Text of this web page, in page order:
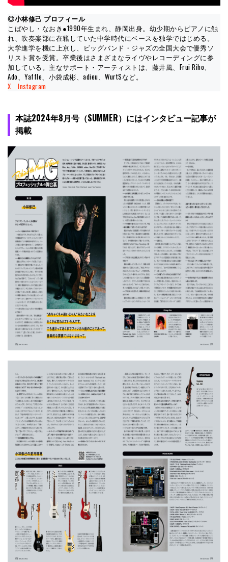
◎小林修己 プロフィール
こばやし・なおき●1990年生まれ、静岡出身。幼少期からピアノに触
れ、吹奏楽部に在籍していた中学時代にベースを独学ではじめる。
大学進学を機に上京し、ビッグバンド・ジャズの全国大会で優秀ソ
リスト賞を受賞。卒業後はさまざまなライヴやレコーディングに参
加している。主なサポート・アーティストは、藤井風、Frui Riho、
Ado、Yaffle、小袋成彬、adieu、WurtSなど。
X
Instagram
本誌2024年8月号（SUMMER）にはインタビュー記事が
掲載